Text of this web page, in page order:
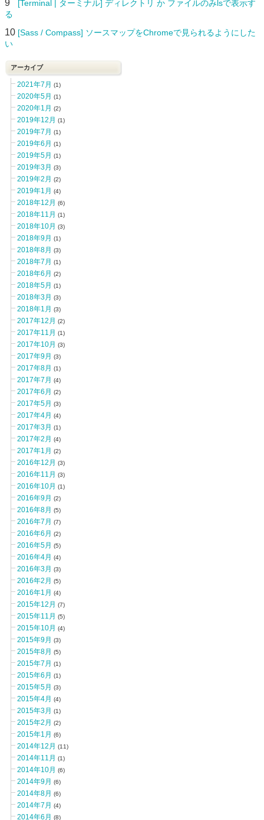
9
[Terminal | ターミナル] ディレクトリ か ファイルのみlsで表示す
る
10 [Sass / Compass] ソースマップをChromeで見られるようにした
い
アーカイブ
2021年7月 (1)
2020年5月 (1)
2020年1月 (2)
2019年12月 (1)
2019年7月 (1)
2019年6月 (1)
2019年5月 (1)
2019年3月 (3)
2019年2月 (2)
2019年1月 (4)
2018年12月 (6)
2018年11月 (1)
2018年10月 (3)
2018年9月 (1)
2018年8月 (3)
2018年7月 (1)
2018年6月 (2)
2018年5月 (1)
2018年3月 (3)
2018年1月 (3)
2017年12月 (2)
2017年11月 (1)
2017年10月 (3)
2017年9月 (3)
2017年8月 (1)
2017年7月 (4)
2017年6月 (2)
2017年5月 (3)
2017年4月 (4)
2017年3月 (1)
2017年2月 (4)
2017年1月 (2)
2016年12月 (3)
2016年11月 (3)
2016年10月 (1)
2016年9月 (2)
2016年8月 (5)
2016年7月 (7)
2016年6月 (2)
2016年5月 (5)
2016年4月 (4)
2016年3月 (3)
2016年2月 (5)
2016年1月 (4)
2015年12月 (7)
2015年11月 (5)
2015年10月 (4)
2015年9月 (3)
2015年8月 (5)
2015年7月 (1)
2015年6月 (1)
2015年5月 (3)
2015年4月 (4)
2015年3月 (1)
2015年2月 (2)
2015年1月 (6)
2014年12月 (11)
2014年11月 (1)
2014年10月 (6)
2014年9月 (6)
2014年8月 (6)
2014年7月 (4)
2014年6月 (8)